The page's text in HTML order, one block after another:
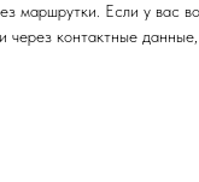
маршрутки. Если у вас
контактные